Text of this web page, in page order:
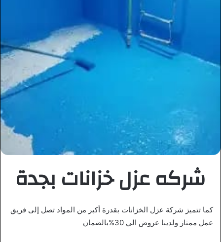
شركه عزل خزانات بجدة
كما تتميز شركة عزل الخزانات بقدرة أكبر من المواد تصل إلى فريق
عمل ممتاز ولدينا عروض الي 30%بالضمان